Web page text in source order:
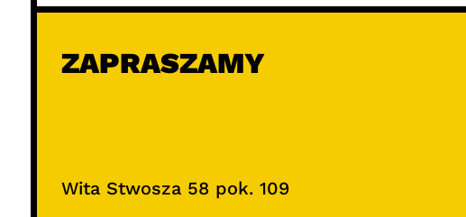
ZAPRASZAMY
Wita Stwosza 58 pok. 109